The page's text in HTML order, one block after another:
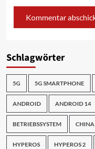
Schlagwörter
5G 5G SMARTPHONE
ANDROID ANDROID 14
BETRIEBSSYSTEM CHINA
HYPEROS HYPEROS 2